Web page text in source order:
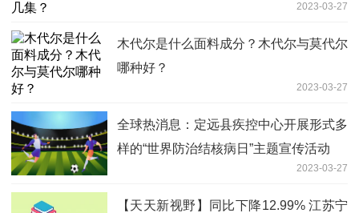
2023-03-27
木代尔是什么面料成分？木代尔与莫代尔
哪种好？
2023-03-27
全球热消息：定远县疾控中心开展形式多
样的“世界防治结核病日”主题宣传活动
2023-03-27
【天天新视野】同比下降12.99% 江苏宁